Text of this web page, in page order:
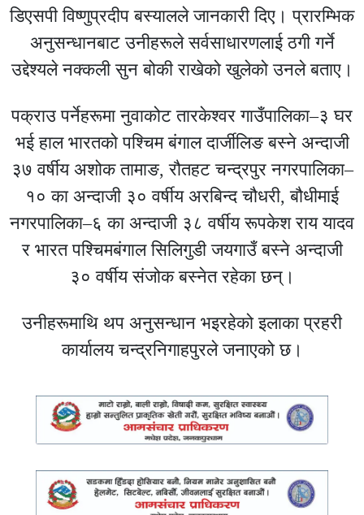
डिएसपी विष्णुप्रदीप बस्यालले जानकारी दिए। प्रारम्भिक
अनुसन्धानबाट उनीहरूले सर्वसाधारणलाई ठगी गर्ने
उद्देश्यले नक्कली सुन बोकी राखेको खुलेको उनले बताए।
पक्राउ पर्नेहरूमा नुवाकोट तारकेश्वर गाउँपालिका–३ घर
भई हाल भारतको पश्चिम बंगाल दार्जीलिङ बस्ने अन्दाजी
३७ वर्षीय अशोक तामाङ, रौतहट चन्द्रपुर नगरपालिका–
१० का अन्दाजी ३० वर्षीय अरबिन्द चौधरी, बौधीमाई
नगरपालिका–६ का अन्दाजी ३८ वर्षीय रूपकेश राय यादव
र भारत पश्चिमबंगाल सिलिगुडी जयगाउँ बस्ने अन्दाजी
३० वर्षीय संजोक बस्नेत रहेका छन्।
उनीहरूमाथि थप अनुसन्धान भइरहेको इलाका प्रहरी
कार्यालय चन्द्रनिगाहपुरले जनाएको छ।